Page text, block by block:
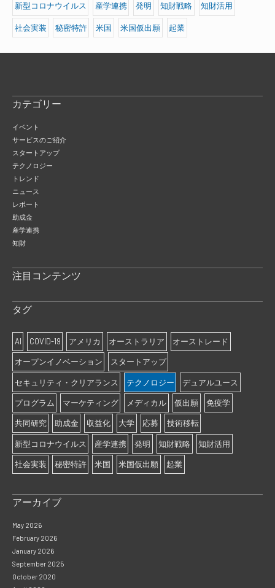
新型コロナウイルス 産学連携 発明 知財戦略 知財活用
社会実装 秘密特許 米国 米国仮出願 起業
カテゴリー
イベント
サービスのご紹介
スタートアップ
テクノロジー
トレンド
ニュース
レポート
助成金
産学連携
知財
注目コンテンツ
タグ
AI COVID-19 アメリカ オーストラリア オーストレード
オープンイノベーション スタートアップ
セキュリティ・クリアランス テクノロジー デュアルユース
プログラム マーケティング メディカル 仮出願 免疫学
共同研究 助成金 収益化 大学 応募 技術移転
新型コロナウイルス 産学連携 発明 知財戦略 知財活用
社会実装 秘密特許 米国 米国仮出願 起業
アーカイブ
May 2026
February 2026
January 2026
September 2025
October 2020